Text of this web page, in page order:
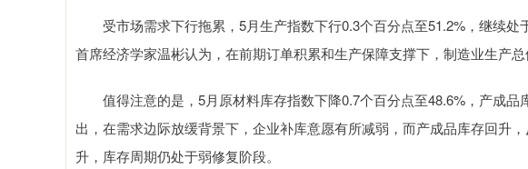
受市场需求下行拖累，5月生产指数下行0.3个百分点至51.2%，继续处
首席经济学家温彬认为，在前期订单积累和生产保障支撑下，制造业生产
值得注意的是，5月原材料库存指数下降0.7个百分点至48.6%，产成品
出，在需求边际放缓背景下，企业补库意愿有所减弱，而产成品库存回升
升，库存周期仍处于弱修复阶段。